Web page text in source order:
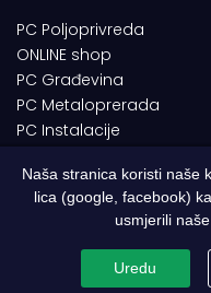
PC Poljoprivreda
ONLINE shop
PC Građevina
PC Metaloprerada
PC Instalacije
© 1994-2026 | ITC d.o.o.
Pravila
Naša stranica koristi naše
lica (google, facebook)
usmjerili
Uredu